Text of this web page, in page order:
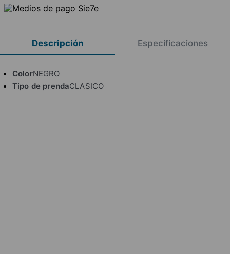
Descripción Especificaciones
ColorNEGRO
Tipo de prendaCLASICO